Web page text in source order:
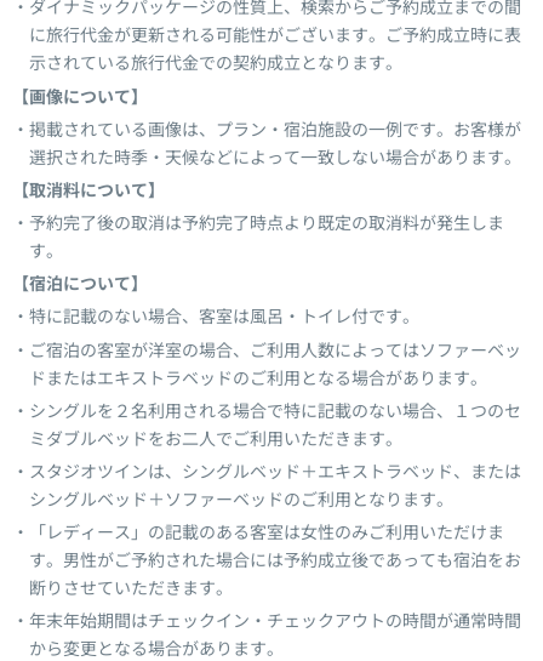
ダイナミックパッケージの性質上、検索からご予約成立までの間
に旅行代金が更新される可能性がございます。ご予約成立時に表
示されている旅行代金での契約成立となります。
【画像について】
掲載されている画像は、プラン・宿泊施設の一例です。お客様が
選択された時季・天候などによって一致しない場合があります。
【取消料について】
予約完了後の取消は予約完了時点より既定の取消料が発生しま
す。
【宿泊について】
特に記載のない場合、客室は風呂・トイレ付です。
ご宿泊の客室が洋室の場合、ご利用人数によってはソファーベッ
ドまたはエキストラベッドのご利用となる場合があります。
シングルを２名利用される場合で特に記載のない場合、１つのセ
ミダブルベッドをお二人でご利用いただきます。
スタジオツインは、シングルベッド＋エキストラベッド、または
シングルベッド＋ソファーベッドのご利用となります。
「レディース」の記載のある客室は女性のみご利用いただけま
す。男性がご予約された場合には予約成立後であっても宿泊をお
断りさせていただきます。
年末年始期間はチェックイン・チェックアウトの時間が通常時間
から変更となる場合があります。